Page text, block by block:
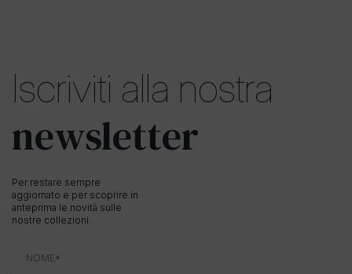
Iscriviti alla nostra
newsletter
Per restare sempre
aggiornato e per scoprire in
anteprima le novità sulle
nostre collezioni.